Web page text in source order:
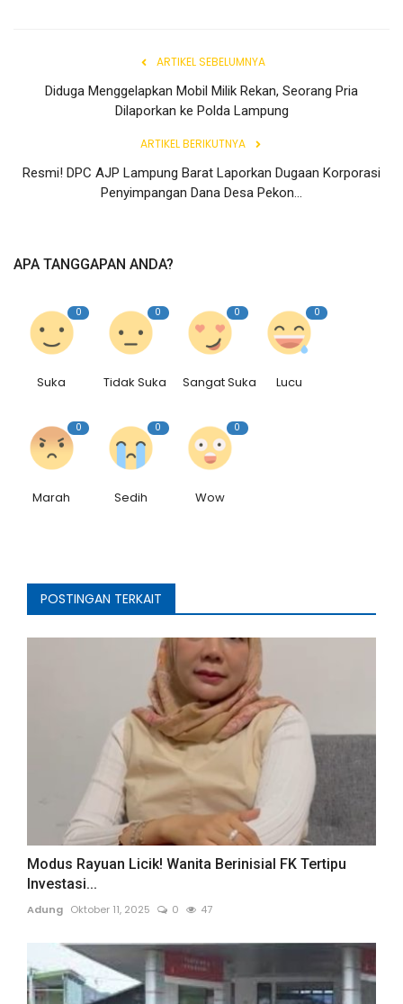
Opini
Lampung
ARTIKEL SEBELUMNYA
Diduga Menggelapkan Mobil Milik Rekan, Seorang Pria
Dilaporkan ke Polda Lampung
ARTIKEL BERIKUTNYA
Resmi! DPC AJP Lampung Barat Laporkan Dugaan Korporasi
Penyimpangan Dana Desa Pekon...
APA TANGGAPAN ANDA?
0
Suka
0
Tidak Suka
0
Sangat Suka
0
Lucu
0
Marah
0
Sedih
0
Wow
POSTINGAN TERKAIT
Modus Rayuan Licik! Wanita Berinisial FK Tertipu
Investasi...
Adung Oktober 11, 2025 0 47